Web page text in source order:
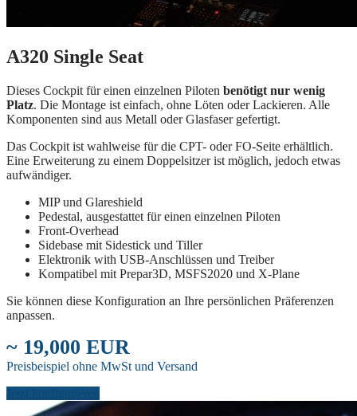
A320 Single Seat
Dieses Cockpit für einen einzelnen Piloten benötigt nur wenig
Platz. Die Montage ist einfach, ohne Löten oder Lackieren. Alle
Komponenten sind aus Metall oder Glasfaser gefertigt.
Das Cockpit ist wahlweise für die CPT- oder FO-Seite erhältlich.
Eine Erweiterung zu einem Doppelsitzer ist möglich, jedoch etwas
aufwändiger.
MIP und Glareshield
Pedestal, ausgestattet für einen einzelnen Piloten
Front-Overhead
Sidebase mit Sidestick und Tiller
Elektronik with USB-Anschlüssen und Treiber
Kompatibel mit Prepar3D, MSFS2020 und X-Plane
Sie können diese Konfiguration an Ihre persönlichen Präferenzen
anpassen.
~ 19,000 EUR
Preisbeispiel ohne MwSt und Versand